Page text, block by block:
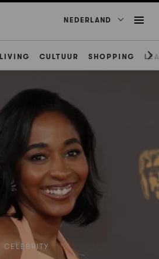
NEDERLAND
LIVING CULTUUR SHOPPING
CELEBRITY